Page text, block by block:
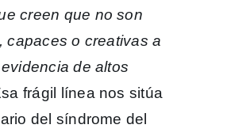
creen que no son
capaces o creativas a
de altos
frágil línea nos sitúa
del síndrome del